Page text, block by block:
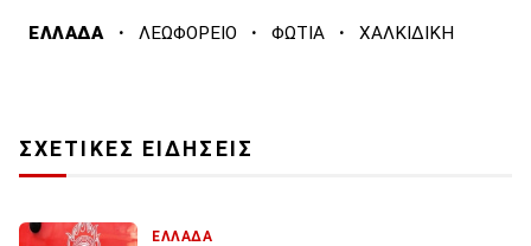
ΕΛΛΑΔΑ · ΛΕΩΦΟΡΕΙΟ · ΦΩΤΙΑ · ΧΑΛΚΙΔΙΚΗ
ΣΧΕΤΙΚΕΣ ΕΙΔΗΣΕΙΣ
ΕΛΛΑΔΑ